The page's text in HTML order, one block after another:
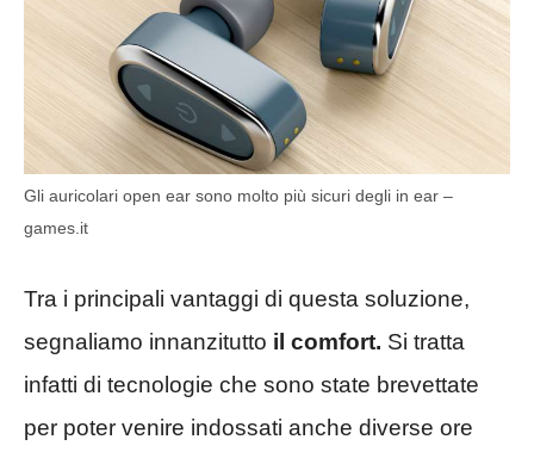
Gli auricolari open ear sono molto più sicuri degli in ear –
games.it
Tra i principali vantaggi di questa soluzione,
segnaliamo innanzitutto il comfort. Si tratta
infatti di tecnologie che sono state brevettate
per poter venire indossati anche diverse ore